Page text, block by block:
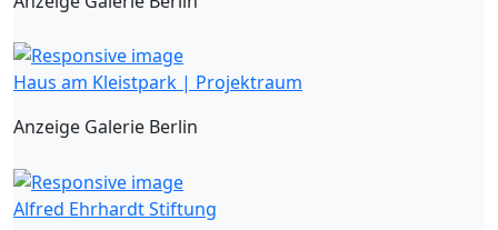
Haus am Kleistpark | Projektraum
Anzeige Galerie Berlin
Alfred Ehrhardt Stiftung